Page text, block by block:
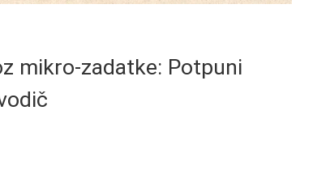
mikro-zadatke: Potpuni